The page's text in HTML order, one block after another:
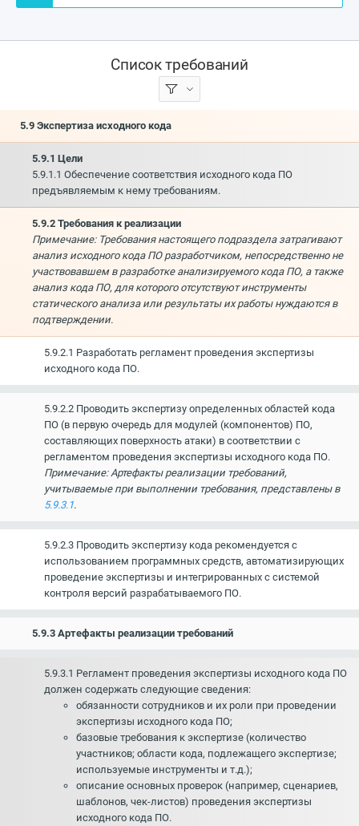
Список требований
5.9 Экспертиза исходного кода
5.9.1 Цели
5.9.1.1 Обеспечение соответствия исходного кода ПО
предъявляемым к нему требованиям.
5.9.2 Требования к реализации
Примечание: Требования настоящего подраздела затрагивают
анализ исходного кода ПО разработчиком, непосредственно не
участвовавшем в разработке анализируемого кода ПО, а также
анализ кода ПО, для которого отсутствуют инструменты
статического анализа или результаты их работы нуждаются в
подтверждении.
5.9.2.1 Разработать регламент проведения экспертизы
исходного кода ПО.
5.9.2.2 Проводить экспертизу определенных областей кода
ПО (в первую очередь для модулей (компонентов) ПО,
составляющих поверхность атаки) в соответствии с
регламентом проведения экспертизы исходного кода ПО.
Примечание: Артефакты реализации требований,
учитываемые при выполнении требования, представлены в
5.9.3.1.
5.9.2.3 Проводить экспертизу кода рекомендуется с
использованием программных средств, автоматизирующих
проведение экспертизы и интегрированных с системой
контроля версий разрабатываемого ПО.
5.9.3 Артефакты реализации требований
5.9.3.1 Регламент проведения экспертизы исходного кода ПО
должен содержать следующие сведения:
обязанности сотрудников и их роли при проведении
экспертизы исходного кода ПО;
базовые требования к экспертизе (количество
участников; области кода, подлежащего экспертизе;
используемые инструменты и т.д.);
описание основных проверок (например, сценариев,
шаблонов, чек-листов) проведения экспертизы
исходного кода ПО.